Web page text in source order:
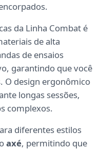
da Linha Combat é
de alta
de ensaios
garantindo que você
O design ergonômico
longas sessões,
complexos.
diferentes estilos
axé, permitindo que